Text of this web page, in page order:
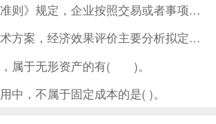
我国《企业会计准则》规定，企业按照交易或者事项的经济特征确定
对于非经营性技术方案，经济效果评价主要分析拟定方案的( )。
，属于无形资产的有( )。
中，不属于固定成本的是( )。